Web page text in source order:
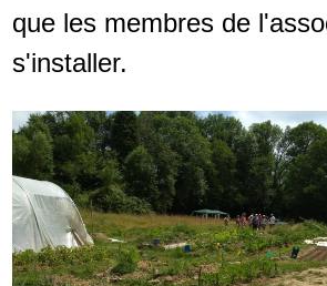
que les membres de
s'installer.